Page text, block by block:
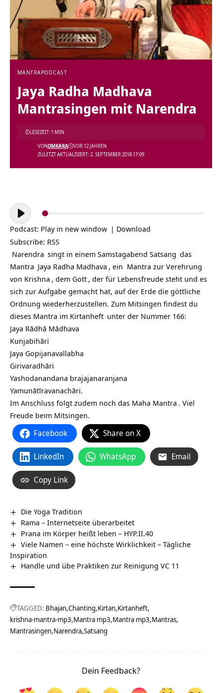
MANTRAPODCAST
Jaya Radha Madhava
Mantrasingen mit Narendra
ZULETZT AKTUALISIERT: 2. SEPTEMBER 2018 17:09
VONOMKARA VOR 12 JAHREN
LESEZEIT: 1 MIN
Audio-
Player
Podcast: Play in new window | Download
Subscribe: RSS
Narendra singt in einem Samstagabend Satsang das
Mantra Jaya Radha Madhava , ein Mantra zur Verehrung
von Krishna , dem Gott , der für Lebensfreude steht und es
sich zur Aufgabe gemacht hat, auf der Erde die göttliche
Ordnung wiederherzustellen. Zum Mitsingen findest du
dieses Mantra im Kirtanheft unter der Nummer 166:
Jaya Rādhā Mādhava
Kunjabihāri
Jaya Gopijanavallabha
Girivaradhāri
Yashodanandana brajajanaranjana
Yamunātīravanachāri.
Im Anschluss folgt zudem noch das Maha Mantra . Viel
Freude beim Mitsingen.
Facebook Share on X
LinkedIn WhatsApp Email
Copy Link
Die Yoga Tradition
Rama – Internetseite überarbeitet
Prana im Körper heißt leben – HYP.II.40
Viele Namen – eine höchste Wirklichkeit – Tägliche
Inspiration
Handle und übe Praktiken zur Reinigung VC 11
TAGGED: Bhajan Chanting Kirtan Kirtanheft
krishna-mantra-mp3 Mantra mp3 Mantra mp3 Mantras
Mantrasingen Narendra Satsang
Dein Feedback?